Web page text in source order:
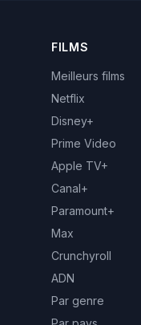
FILMS
Meilleurs films
Netflix
Disney+
Prime Video
Apple TV+
Canal+
Paramount+
Max
Crunchyroll
ADN
Par genre